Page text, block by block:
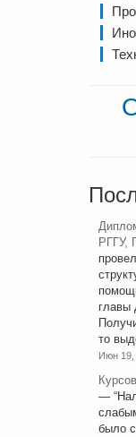
РГГУ,
главы
то
Июн 19,
— “
было